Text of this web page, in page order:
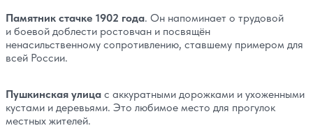
Памятник стачке 1902 года. Он напоминает о трудовой
и боевой доблести ростовчан и посвящён
ненасильственному сопротивлению, ставшему примером для
всей России.
Пушкинская улица с аккуратными дорожками и ухоженными
кустами и деревьями. Это любимое место для прогулок
местных жителей.